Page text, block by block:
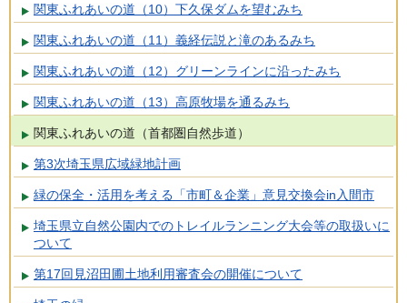
関東ふれあいの道（10）下久保ダムを望むみち
関東ふれあいの道（11）義経伝説と滝のあるみち
関東ふれあいの道（12）グリーンラインに沿ったみち
関東ふれあいの道（13）高原牧場を通るみち
関東ふれあいの道（首都圏自然歩道）
第3次埼玉県広域緑地計画
緑の保全・活用を考える「市町＆企業」意見交換会in入間市
埼玉県立自然公園内でのトレイルランニング大会等の取扱いに
ついて
第17回見沼田圃土地利用審査会の開催について